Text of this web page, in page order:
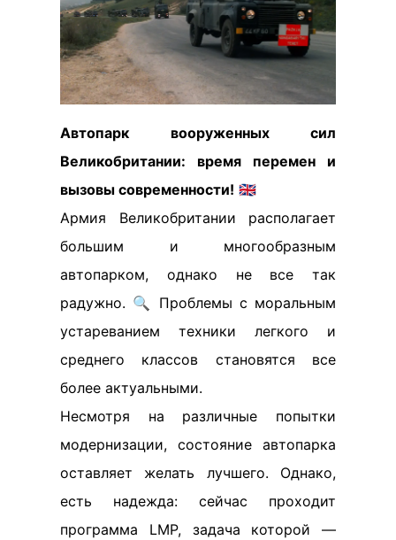
Автопарк вооруженных сил
Великобритании: время перемен и
вызовы современности! 🇬🇧
Армия Великобритании располагает
большим и многообразным
автопарком, однако не все так
радужно. 🔍 Проблемы с моральным
устареванием техники легкого и
среднего классов становятся все
более актуальными.
Несмотря на различные попытки
модернизации, состояние автопарка
оставляет желать лучшего. Однако,
есть надежда: сейчас проходит
программа LMP, задача которой —